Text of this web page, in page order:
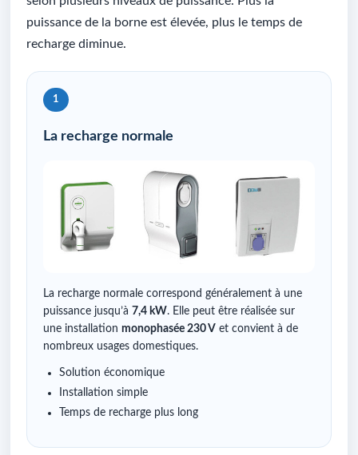
puissance de la borne est élevée, plus le temps de
recharge diminue.
1
La recharge normale
La recharge normale correspond généralement à une
puissance jusqu’à 7,4 kW. Elle peut être réalisée sur
une installation monophasée 230 V et convient à de
nombreux usages domestiques.
Solution économique
Installation simple
Temps de recharge plus long